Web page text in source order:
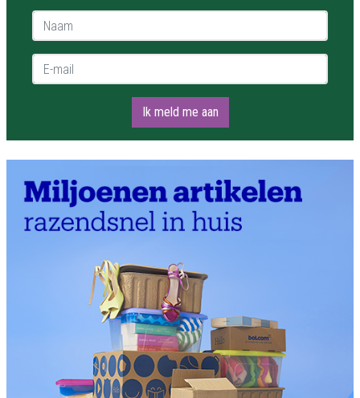
Naam *
E-mail *
Ik meld me aan